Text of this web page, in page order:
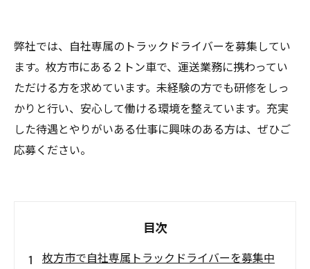
弊社では、自社専属のトラックドライバーを募集してい
ます。枚方市にある２トン車で、運送業務に携わってい
ただける方を求めています。未経験の方でも研修をしっ
かりと行い、安心して働ける環境を整えています。充実
した待遇とやりがいある仕事に興味のある方は、ぜひご
応募ください。
目次
枚方市で自社専属トラックドライバーを募集中